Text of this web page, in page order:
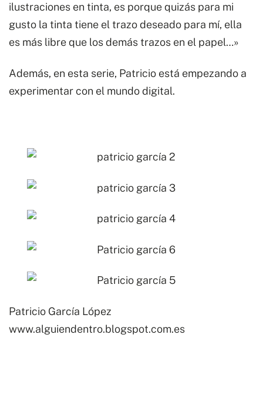
ilustraciones en tinta, es porque quizás para mi
gusto la tinta tiene el trazo deseado para mí, ella
es más libre que los demás trazos en el papel…»
Además, en esta serie, Patricio está empezando a
experimentar con el mundo digital.
Patricio García López
www.alguiendentro.blogspot.com.es